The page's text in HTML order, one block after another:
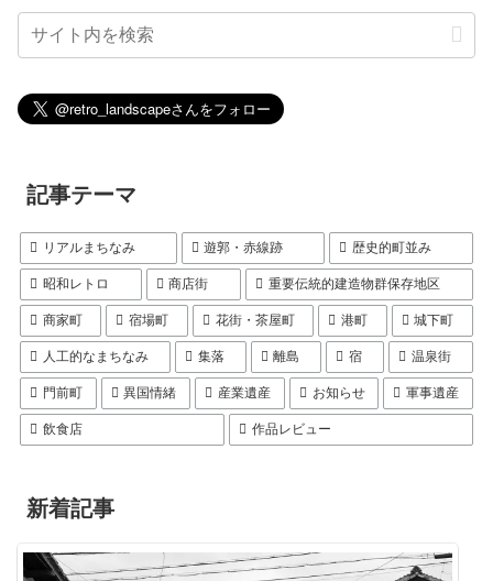
記事テーマ
リアルまちなみ 遊郭・赤線跡 歴史的町並み
昭和レトロ 商店街 重要伝統的建造物群保存地区
商家町 宿場町 花街・茶屋町 港町 城下町
人工的なまちなみ 集落 離島 宿 温泉街
門前町 異国情緒 産業遺産 お知らせ 軍事遺産
飲食店 作品レビュー
新着記事